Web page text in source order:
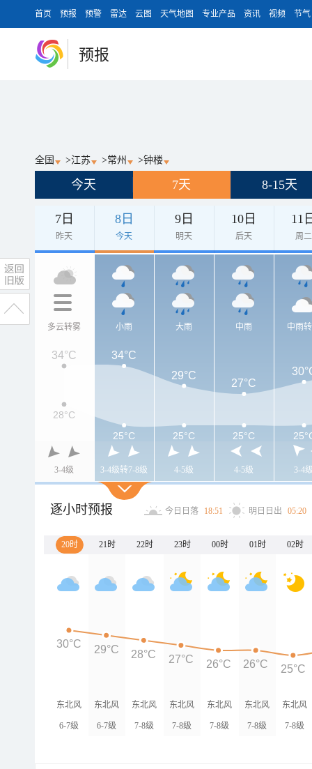
首页 预报 预警 雷达 云图 天气地图 专业产品 资讯 视频 节气
预报
全国 >江苏 >常州 >钟楼
今天 7天 8-15天
7日
昨天
8日
今天
9日
明天
10日
后天
11
周二
多云转雾
3-4级
小雨
3-4级转7-8级
大雨
4-5级
中雨
4-5级
中雨
3-4
34°C 34°C
29°C
27°C
28°C
25°C
25°C 25°C
逐小时预报 今日日落 18:51 明日日出 05:20
20时 21时 22时 23时 00时 01时 02时
东北风
6-7级
东北风
6-7级
东北风
7-8级
东北风
7-8级
东北风
7-8级
东北风
7-8级
东北风
7-8级
30°C 29°C 28°C 27°C 26°C 26°C 25°C